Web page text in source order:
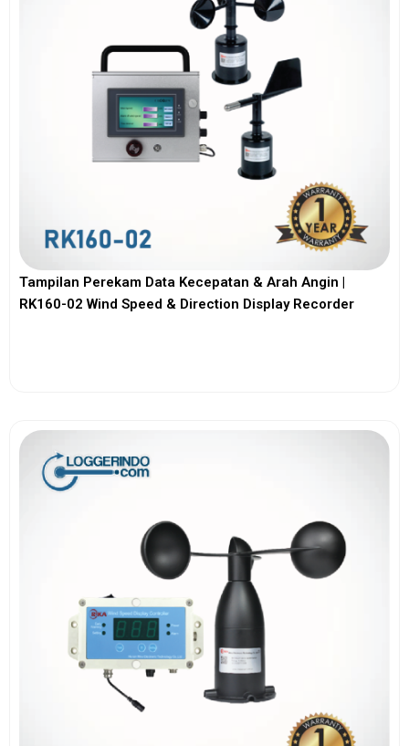
Tampilan Perekam Data Kecepatan & Arah Angin |
RK160-02 Wind Speed & Direction Display Recorder